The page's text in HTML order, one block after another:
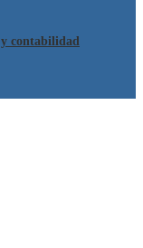
contabilidad